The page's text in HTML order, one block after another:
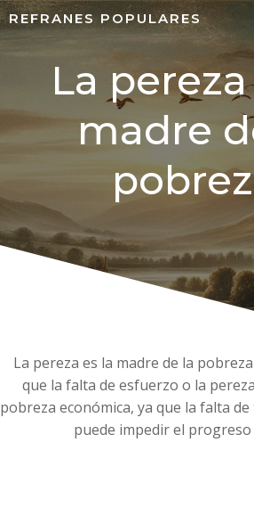
REFRANES POPULARES
La
madre
La pereza es la madre de la
que la falta de esfuerzo o la
pobreza económica, ya que la falta
puede impedir el